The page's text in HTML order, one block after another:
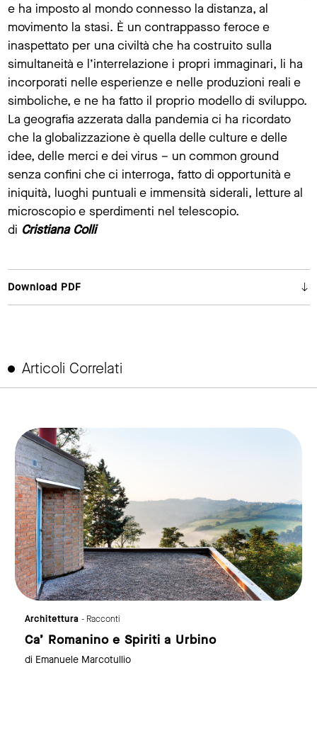
e ha imposto al mondo connesso la distanza, al
movimento la stasi. È un contrappasso feroce e
inaspettato per una civiltà che ha costruito sulla
simultaneità e l’interrelazione i propri immaginari, li ha
incorporati nelle esperienze e nelle produzioni reali e
simboliche, e ne ha fatto il proprio modello di sviluppo.
La geografia azzerata dalla pandemia ci ha ricordato
che la globalizzazione è quella delle culture e delle
idee, delle merci e dei virus – un common ground
senza confini che ci interroga, fatto di opportunità e
iniquità, luoghi puntuali e immensità siderali, letture al
microscopio e sperdimenti nel telescopio.
di Cristiana Colli
Download PDF
Articoli Correlati
Architettura - Racconti
Ca’ Romanino e Spiriti a Urbino
di Emanuele Marcotullio